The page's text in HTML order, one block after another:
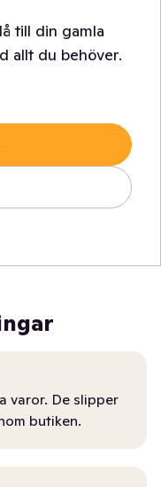
till din gamla
allt du behöver.
varor. De slipper
butiken.